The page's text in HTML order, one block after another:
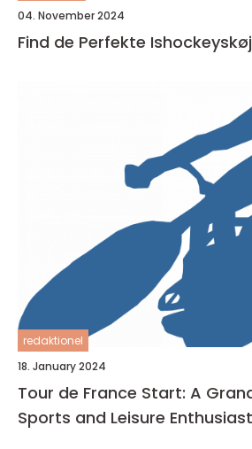
04. November 2024
Find de Perfekte
redaktionel
18. January 2024
Tour de France Start: A
Sports and Leisure